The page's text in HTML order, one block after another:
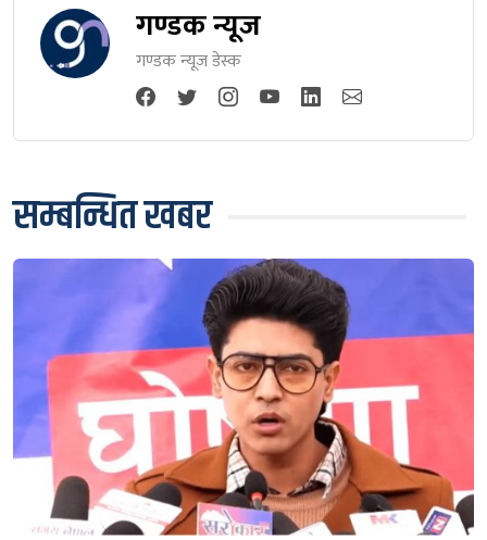
गण्डक न्यूज
गण्डक न्यूज डेस्क
सम्बन्धित खबर